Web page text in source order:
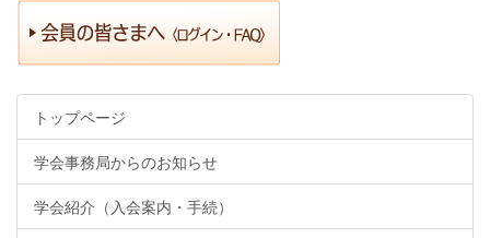
トップページ
学会事務局からのお知らせ
学会紹介（入会案内・手続）